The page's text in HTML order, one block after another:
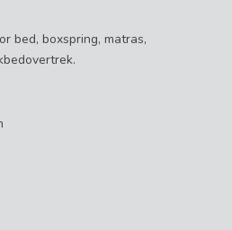
bed, boxspring, matras,